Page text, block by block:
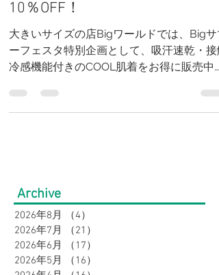
COOL肌着が2点購入で
10％OFF！
大きいサイズの店Bigワールドでは、Bigサ
ーフェスタ特別企画として、吸汗速乾・接
冷感機能付きのCOOL肌着をお得に販売中。
います。
Archive
2026年8月 （4）
2026年7月
（21）
2026年6月
（17）